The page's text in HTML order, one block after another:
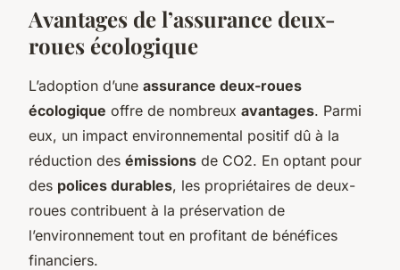
Avantages de l’assurance deux-
roues écologique
L’adoption d’une assurance deux-roues
écologique offre de nombreux avantages. Parmi
eux, un impact environnemental positif dû à la
réduction des émissions de CO2. En optant pour
des polices durables, les propriétaires de deux-
roues contribuent à la préservation de
l’environnement tout en profitant de bénéfices
financiers.